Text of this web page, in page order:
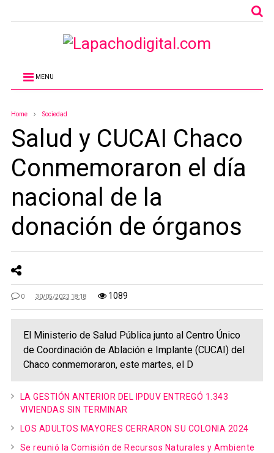
MENU
Home Sociedad
Salud y CUCAI Chaco
Conmemoraron el día
nacional de la
donación de órganos
0 30/05/2023 18:18 1089
El Ministerio de Salud Pública junto al Centro Único
de Coordinación de Ablación e Implante (CUCAI) del
Chaco conmemoraron, este martes, el D
LA GESTIÓN ANTERIOR DEL IPDUV ENTREGÓ 1.343
VIVIENDAS SIN TERMINAR
LOS ADULTOS MAYORES CERRARON SU COLONIA 2024
Se reunió la Comisión de Recursos Naturales y Ambiente